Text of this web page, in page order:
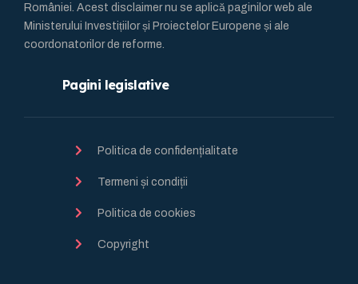
României. Acest disclaimer nu se aplică paginilor web ale
Ministerului Investițiilor și Proiectelor Europene și ale
coordonatorilor de reforme.
Pagini legislative
Politica de confidențialitate
Termeni și condiții
Politica de cookies
Copyright